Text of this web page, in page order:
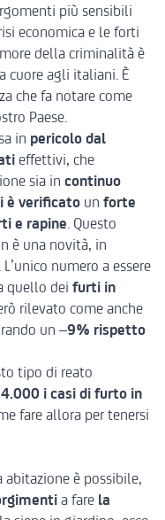
più sensibili
economica e le forti
della criminalità è
cuore agli italiani. È
che fa notare come
Paese.
in pericolo dal
effettivi, che
sia in continuo
è verificato un forte
e rapine. Questo
è una novità, in
numero a essere
quello dei furti in
rilevato come anche
un –9% rispetto
tipo di reato
i casi di furto in
fare allora per tenersi
abitazione è possibile,
a fare la